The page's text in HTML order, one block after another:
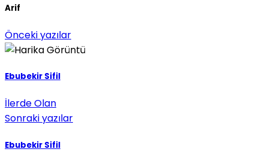
Arif
Önceki yazılar
Ebubekir Sifil
İlerde Olan
Sonraki yazılar
Ebubekir Sifil